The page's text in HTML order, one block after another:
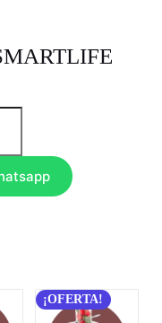
¡OFERTA!